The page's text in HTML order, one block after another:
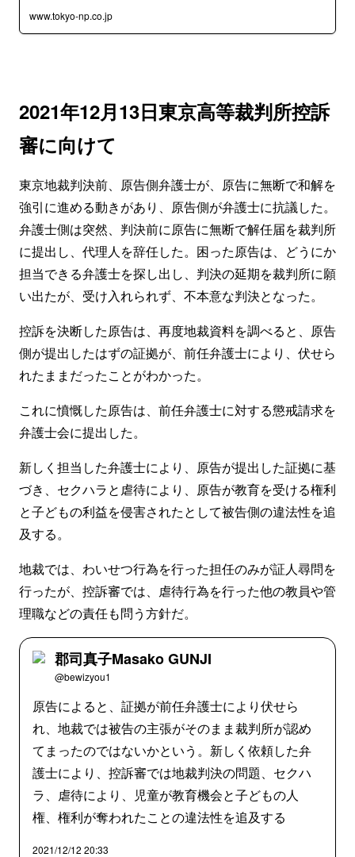
www.tokyo-np.co.jp
2021年12月13日東京高等裁判所控訴
審に向けて
東京地裁判決前、原告側弁護士が、原告に無断で和解を
強引に進める動きがあり、原告側が弁護士に抗議した。
弁護士側は突然、判決前に原告に無断で解任届を裁判所
に提出し、代理人を辞任した。困った原告は、どうにか
担当できる弁護士を探し出し、判決の延期を裁判所に願
い出たが、受け入れられず、不本意な判決となった。
控訴を決断した原告は、再度地裁資料を調べると、原告
側が提出したはずの証拠が、前任弁護士により、伏せら
れたままだったことがわかった。
これに憤慨した原告は、前任弁護士に対する懲戒請求を
弁護士会に提出した。
新しく担当した弁護士により、原告が提出した証拠に基
づき、セクハラと虐待により、原告が教育を受ける権利
と子どもの利益を侵害されたとして被告側の違法性を追
及する。
地裁では、わいせつ行為を行った担任のみが証人尋問を
行ったが、控訴審では、虐待行為を行った他の教員や管
理職などの責任も問う方針だ。
郡司真子Masako GUNJI
@bewizyou1
原告によると、証拠が前任弁護士により伏せら
れ、地裁では被告の主張がそのまま裁判所が認め
てまったのではないかという。新しく依頼した弁
護士により、控訴審では地裁判決の問題、セクハ
ラ、虐待により、児童が教育機会と子どもの人
権、権利が奪われたことの違法性を追及する
2021/12/12 20:33